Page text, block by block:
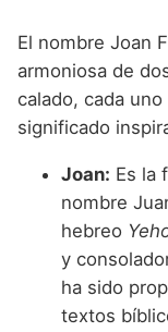
El nombre Joan
armoniosa de
calado, cada
significado
Joan: Es la
nombre
hebreo
y
ha sido
textos